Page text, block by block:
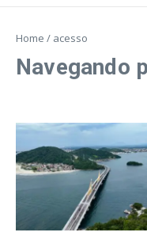
Home / acesso
Navegando